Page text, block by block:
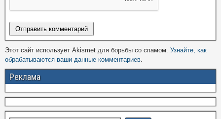
Этот сайт использует Akismet для борьбы со спамом. Узнайте, как
обрабатываются ваши данные комментариев.
Реклама